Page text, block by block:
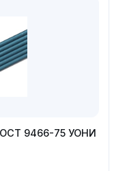
9466-75 УОНИ